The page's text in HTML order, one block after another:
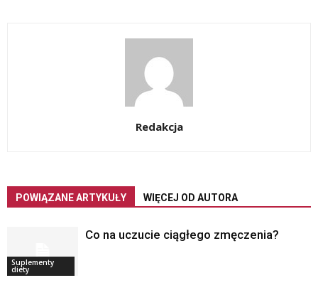
Redakcja
POWIĄZANE ARTYKUŁY WIĘCEJ OD AUTORA
Suplementy
diety
Co na uczucie ciągłego zmęczenia?